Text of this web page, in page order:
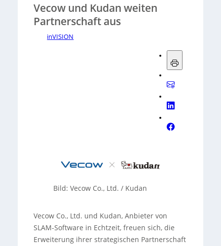
Vecow und Kudan weiten
Partnerschaft aus
inVISION
Bild: Vecow Co., Ltd. / Kudan
Vecow Co., Ltd. und Kudan, Anbieter von
SLAM-Software in Echtzeit, freuen sich, die
Erweiterung ihrer strategischen Partnerschaft